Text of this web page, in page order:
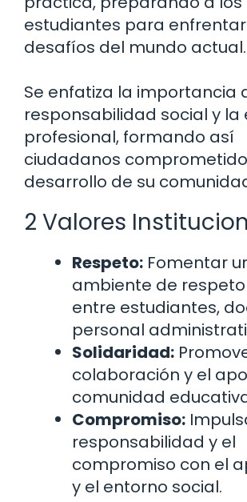
estudiantes para
desafíos del mundo actual.
Se enfatiza la importancia
responsabilidad social y la
profesional, formando así
ciudadanos
desarrollo de su
2 Valores
Respeto: Fomentar
ambiente de
entre estudiantes,
personal
Solidaridad:
colaboración y el
comunidad
Compromiso:
responsabilidad y el
compromiso con el
y el entorno social.